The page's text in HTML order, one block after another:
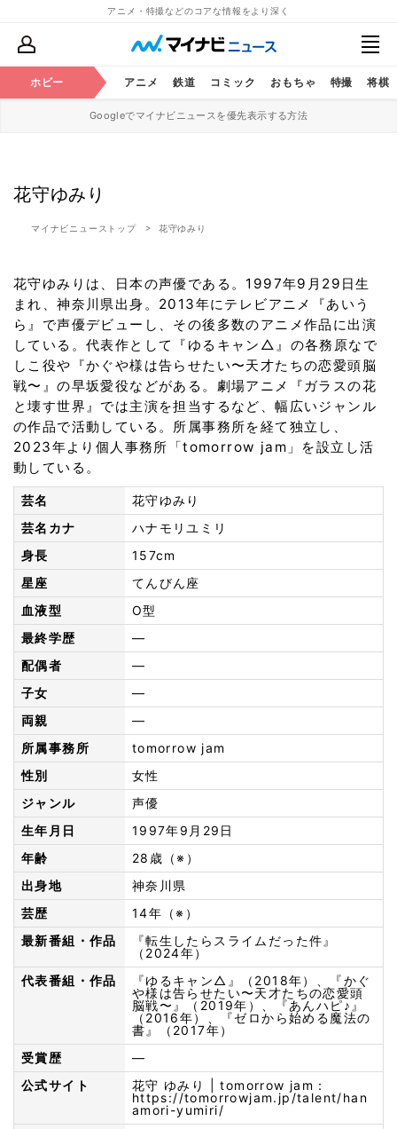
アニメ・特撮などのコアな情報をより深く
ホビー アニメ 鉄道 コミック おもちゃ 特撮 将棋
Googleでマイナビニュースを優先表示する方法
花守ゆみり
マイナビニューストップ 花守ゆみり
花守ゆみりは、日本の声優である。1997年9月29日生
まれ、神奈川県出身。2013年にテレビアニメ『あいう
ら』で声優デビューし、その後多数のアニメ作品に出演
している。代表作として『ゆるキャン△』の各務原なで
しこ役や『かぐや様は告らせたい〜天才たちの恋愛頭脳
戦〜』の早坂愛役などがある。劇場アニメ『ガラスの花
と壊す世界』では主演を担当するなど、幅広いジャンル
の作品で活動している。所属事務所を経て独立し、
2023年より個人事務所「tomorrow jam」を設立し活
動している。
芸名
花守ゆみり
芸名カナ
ハナモリユミリ
身長
157cm
星座
てんびん座
血液型
O型
最終学歴
—
配偶者
—
子女
—
両親
—
所属事務所
tomorrow jam
性別
女性
ジャンル
声優
生年月日
1997年9月29日
年齢
28歳（※）
出身地
神奈川県
芸歴
14年（※）
最新番組・作品
『転生したらスライムだった件』
（2024年）
代表番組・作品
『ゆるキャン△』（2018年）、『かぐ
や様は告らせたい〜天才たちの恋愛頭
脳戦〜』（2019年）、『あんハピ♪』
（2016年）、『ゼロから始める魔法の
書』（2017年）
受賞歴
—
公式サイト
花守 ゆみり | tomorrow jam：
https://tomorrowjam.jp/talent/han
amori-yumiri/